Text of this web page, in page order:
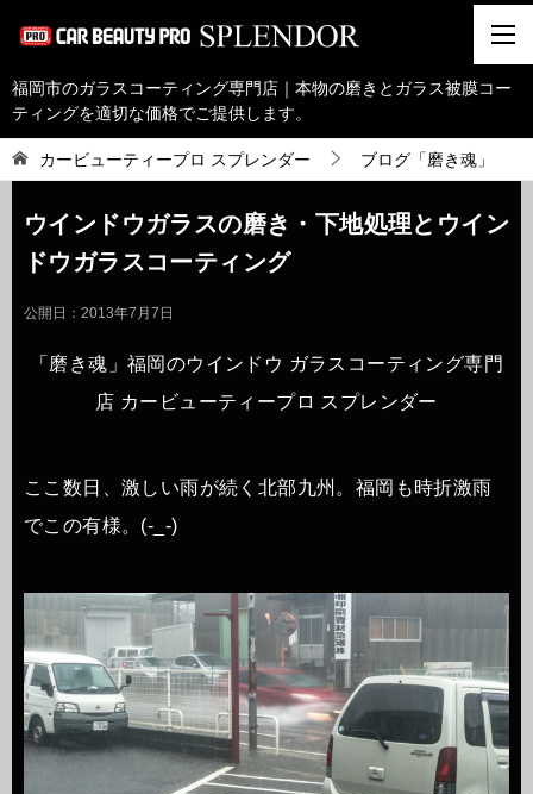
福岡市のガラスコーティング専門店｜本物の磨きとガラス被膜コー
ティングを適切な価格でご提供します。
カービューティープロ スプレンダー ブログ「磨き魂」
ウインドウガラスの磨き・下地処理とウイン
ドウガラスコーティング
公開日： 2013年7月7日
「磨き魂」福岡のウインドウ ガラスコーティング専門
店 カービューティープロ スプレンダー
ここ数日、激しい雨が続く北部九州。福岡も時折激雨
でこの有様。(-_-)